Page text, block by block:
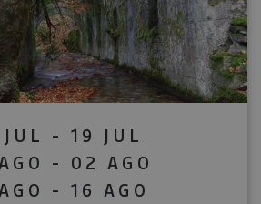
- 19 JUL
- 02 AGO
- 16 AGO